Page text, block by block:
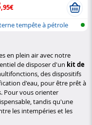
,95€
tempête à pétrole
en plein air avec notre
de disposer d'un kit de
des dispositifs
d'eau, pour être prêt à
Pour vous orienter
tandis qu'une
les intempéries et les